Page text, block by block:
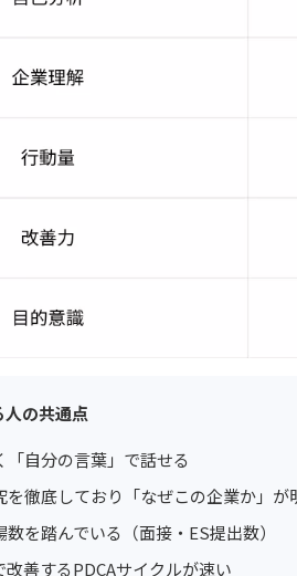
の共通点
自分の言葉」で話せる
を徹底しており「なぜこの企業か」が
を踏んでいる（面接・ES提出数）
善するPDCAサイクルが速い